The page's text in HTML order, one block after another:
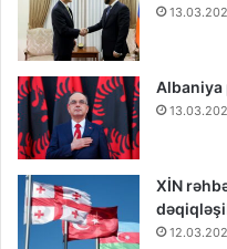
Albaniya
XİN